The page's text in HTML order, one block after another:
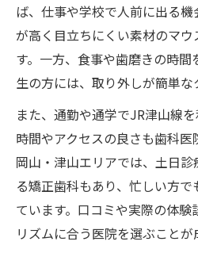
ば、仕事や学校で人前に出る
が高く目立ちにくい素材のマ
す。一方、食事や歯磨きの時
生の方には、取り外しが簡単な
また、通勤や通学でJR津山線
時間やアクセスの良さも歯科医
岡山・津山エリアでは、土日
る矯正歯科もあり、忙しい方
ています。口コミや実際の体
リズムに合う医院を選ぶことが